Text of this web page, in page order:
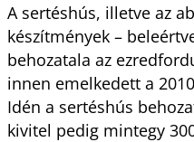
A sertéshús, illetve az
készítmények –
behozatala az
innen emelkedett a
Idén a sertéshús
kivitel pedig mintegy